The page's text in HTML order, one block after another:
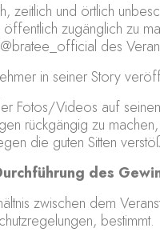
zeitlich und örtlich
zugänglich zu
des
in seiner Story
Fotos/Videos auf
rückgängig zu
die guten Sitten
des
zwischen dem
bestimmt.